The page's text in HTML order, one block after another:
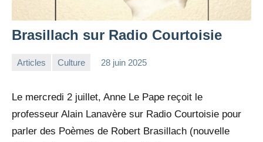
Brasillach sur Radio Courtoisie
Articles Culture 28 juin 2025
Le mercredi 2 juillet, Anne Le Pape reçoit le
professeur Alain Lanavère sur Radio Courtoisie pour
parler des Poèmes de Robert Brasillach (nouvelle